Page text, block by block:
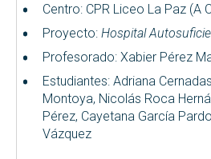
Centro: CPR Liceo La Paz (A
Proyecto: Hospital
Profesorado: Xabier Pérez
Estudiantes: Adriana
Montoya, Nicolás Roca
Pérez, Cayetana García
Vázquez